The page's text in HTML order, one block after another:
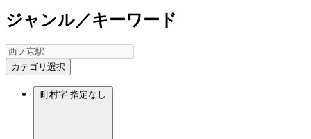
ジャンル／キーワード
カテゴリ選択
町村字 指定なし